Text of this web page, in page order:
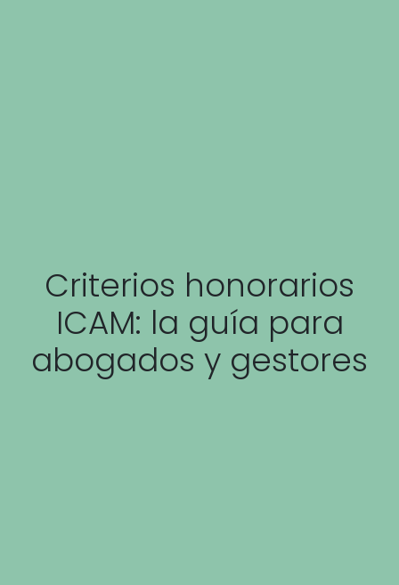
Criterios honorarios
ICAM: la guía para
abogados y gestores